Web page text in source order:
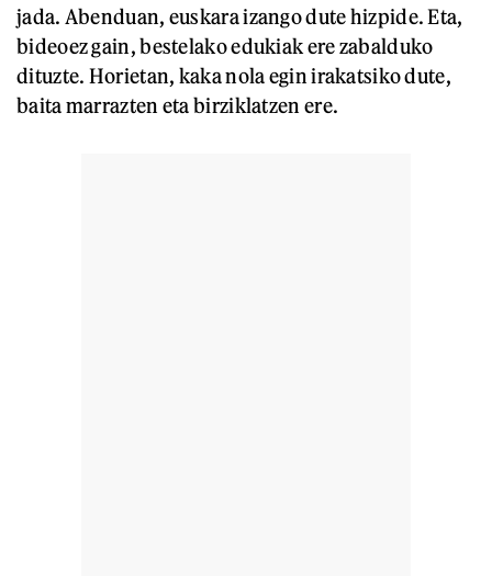
jada. Abenduan, euskara izango dute hizpide. Eta,
bideoez gain, bestelako edukiak ere zabalduko
dituzte. Horietan, kaka nola egin irakatsiko dute,
baita marrazten eta birziklatzen ere.